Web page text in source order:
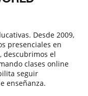
Desde 2009,
presenciales en
descubrimos el
clases online
seguir
enseñanza.